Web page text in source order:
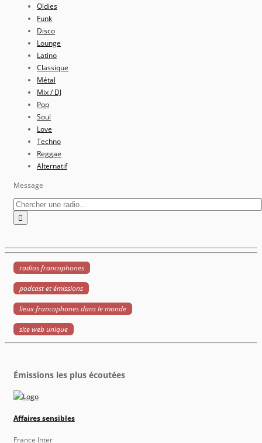
Oldies
Funk
Disco
Lounge
Latino
Classique
Métal
Mix / DJ
Pop
Soul
Love
Techno
Reggae
Alternatif
Message
radios francophones
podcast et émissions
lieux francophones dans le monde
site web unique
Émissions les plus écoutées
Affaires sensibles
France Inter